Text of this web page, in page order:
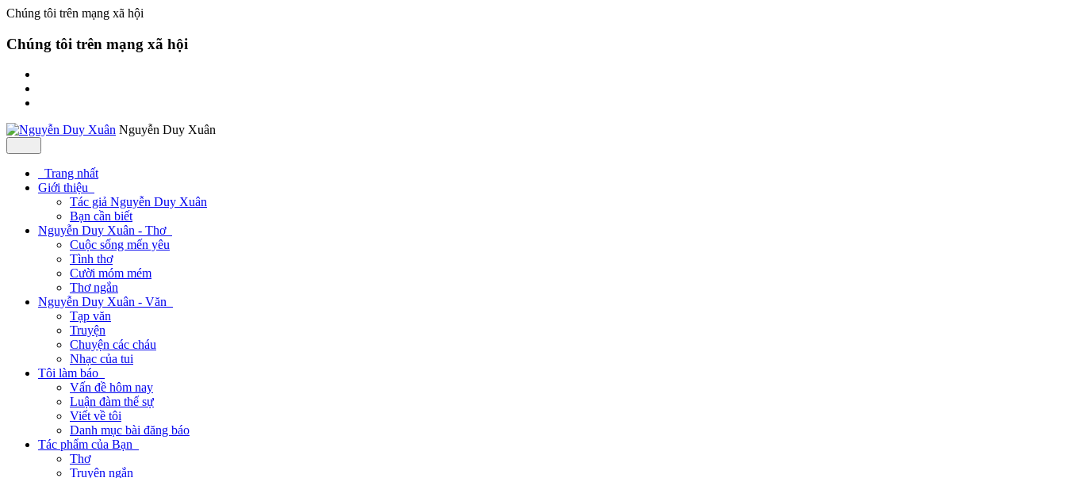
Chúng tôi trên mạng xã hội
Chúng tôi trên mạng xã hội
Nguyễn Duy Xuân
Trang nhất
Giới thiệu
Tác giả Nguyễn Duy Xuân
Bạn cần biết
Nguyễn Duy Xuân - Thơ
Cuộc sống mến yêu
Tình thơ
Cười móm mém
Thơ ngắn
Nguyễn Duy Xuân - Văn
Tạp văn
Truyện
Chuyện các cháu
Nhạc của tui
Tôi làm báo
Vấn đề hôm nay
Luận đàm thế sự
Viết về tôi
Danh mục bài đăng báo
Tác phẩm của Bạn
Thơ
Truyện ngắn